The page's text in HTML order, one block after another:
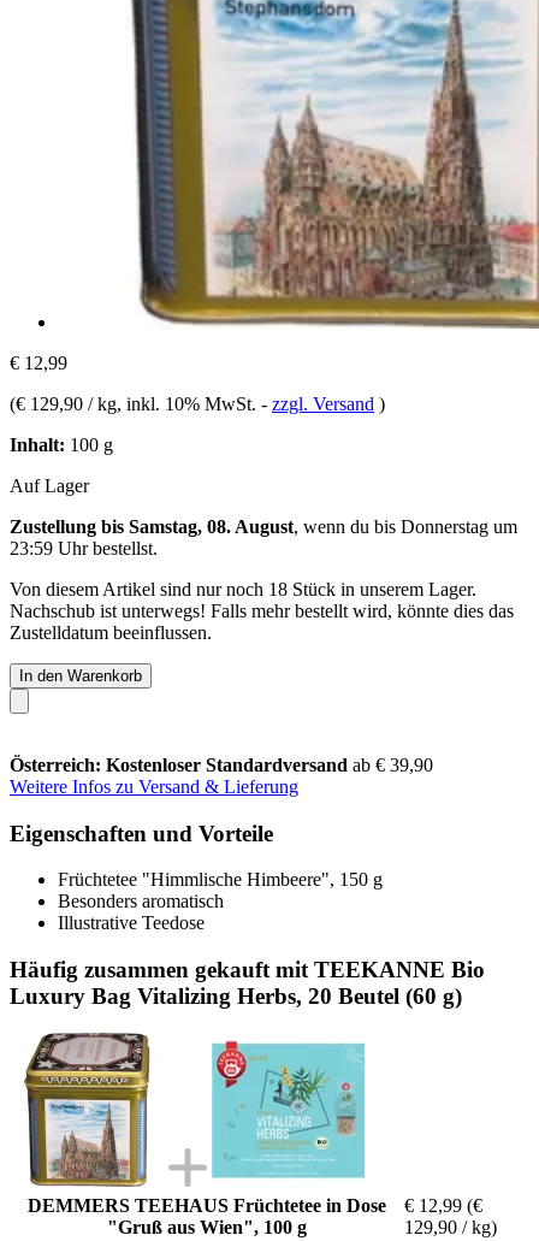
€ 12,99
(€ 129,90 / kg, inkl. 10% MwSt. - zzgl. Versand )
Inhalt: 100 g
Auf Lager
Zustellung bis Samstag, 08. August, wenn du bis Donnerstag um
23:59 Uhrbestellst.
Von diesem Artikel sind nur noch 18 Stück in unserem Lager.
Nachschub ist unterwegs! Falls mehr bestellt wird, könnte dies das
Zustelldatum beeinflussen.
In den Warenkorb
Österreich: Kostenloser Standardversand ab € 39,90
Weitere Infos zu Versand & Lieferung
Eigenschaften und Vorteile
Früchtetee "Himmlische Himbeere", 150 g
Besonders aromatisch
Illustrative Teedose
Häufig zusammen gekauft mit TEEKANNE Bio
Luxury Bag Vitalizing Herbs, 20 Beutel (60 g)
DEMMERS TEEHAUS Früchtetee in Dose
"Gruß aus Wien", 100 g
€ 12,99 (€
129,90 / kg)